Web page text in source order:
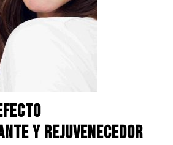
Y REJUVENECEDOR